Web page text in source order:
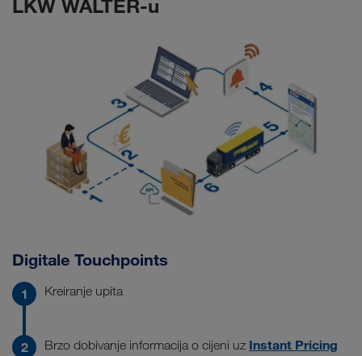
LKW WALTER-u
Digitale Touchpoints
Kreiranje upita
Brzo dobivanje informacija o cijeni uz Instant Pricing